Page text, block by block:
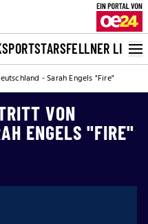
SPORTSTARSFELLNER LIVE
- Sarah Engels "Fire"
VON
ENGELS "FIRE"